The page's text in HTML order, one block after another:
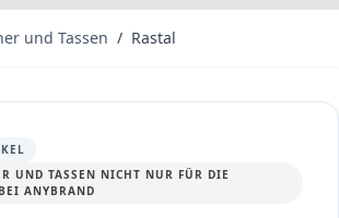
und Tassen / Rastal
UND TASSEN NICHT NUR FÜR DIE
ANYBRAND